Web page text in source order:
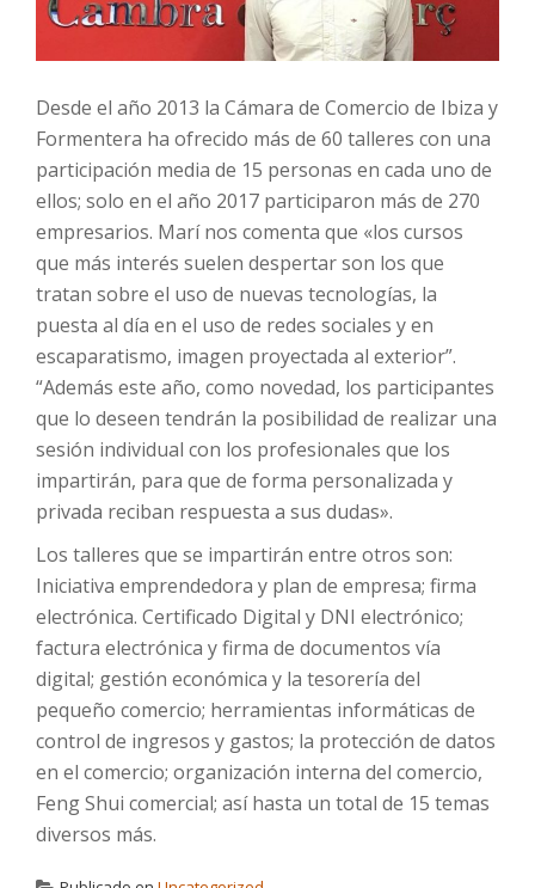
Desde el año 2013 la Cámara de Comercio de Ibiza y
Formentera ha ofrecido más de 60 talleres con una
participación media de 15 personas en cada uno de
ellos; solo en el año 2017 participaron más de 270
empresarios. Marí nos comenta que «los cursos
que más interés suelen despertar son los que
tratan sobre el uso de nuevas tecnologías, la
puesta al día en el uso de redes sociales y en
escaparatismo, imagen proyectada al exterior”.
“Además este año, como novedad, los participantes
que lo deseen tendrán la posibilidad de realizar una
sesión individual con los profesionales que los
impartirán, para que de forma personalizada y
privada reciban respuesta a sus dudas».
Los talleres que se impartirán entre otros son:
Iniciativa emprendedora y plan de empresa; firma
electrónica. Certificado Digital y DNI electrónico;
factura electrónica y firma de documentos vía
digital; gestión económica y la tesorería del
pequeño comercio; herramientas informáticas de
control de ingresos y gastos; la protección de datos
en el comercio; organización interna del comercio,
Feng Shui comercial; así hasta un total de 15 temas
diversos más.